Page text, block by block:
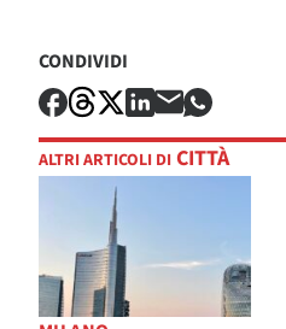
CONDIVIDI
ALTRI ARTICOLI DI CITTÀ